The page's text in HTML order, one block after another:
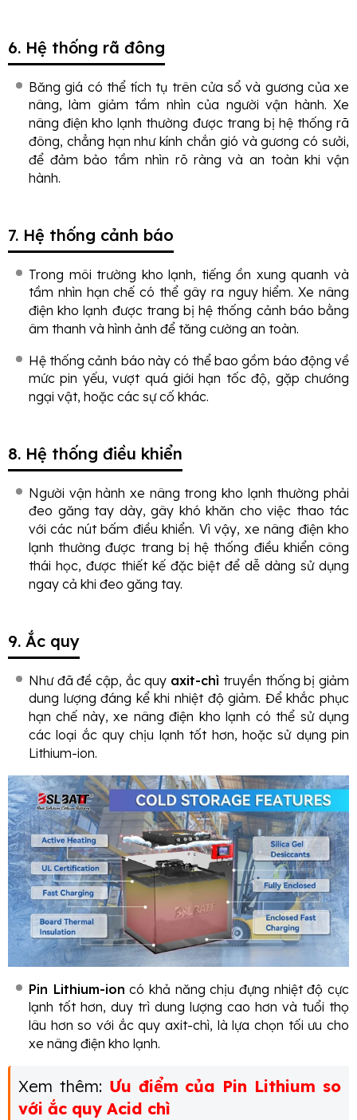
6. Hệ thống rã đông
Băng giá có thể tích tụ trên cửa sổ và gương của xe
nâng, làm giảm tầm nhìn của người vận hành. Xe
nâng điện kho lạnh thường được trang bị hệ thống rã
đông, chẳng hạn như kính chắn gió và gương có sưởi,
để đảm bảo tầm nhìn rõ ràng và an toàn khi vận
hành.
7. Hệ thống cảnh báo
Trong môi trường kho lạnh, tiếng ồn xung quanh và
tầm nhìn hạn chế có thể gây ra nguy hiểm. Xe nâng
điện kho lạnh được trang bị hệ thống cảnh báo bằng
âm thanh và hình ảnh để tăng cường an toàn.
Hệ thống cảnh báo này có thể bao gồm báo động về
mức pin yếu, vượt quá giới hạn tốc độ, gặp chướng
ngại vật, hoặc các sự cố khác.
8. Hệ thống điều khiển
Người vận hành xe nâng trong kho lạnh thường phải
đeo găng tay dày, gây khó khăn cho việc thao tác
với các nút bấm điều khiển. Vì vậy, xe nâng điện kho
lạnh thường được trang bị hệ thống điều khiển công
thái học, được thiết kế đặc biệt để dễ dàng sử dụng
ngay cả khi đeo găng tay.
9. Ắc quy
Như đã đề cập, ắc quy axit-chì truyền thống bị giảm
dung lượng đáng kể khi nhiệt độ giảm. Để khắc phục
hạn chế này, xe nâng điện kho lạnh có thể sử dụng
các loại ắc quy chịu lạnh tốt hơn, hoặc sử dụng pin
Lithium-ion.
Pin Lithium-ion có khả năng chịu đựng nhiệt độ cực
lạnh tốt hơn, duy trì dung lượng cao hơn và tuổi thọ
lâu hơn so với ắc quy axit-chì, là lựa chọn tối ưu cho
xe nâng điện kho lạnh.
Xem thêm: Ưu điểm của Pin Lithium so
với ắc quy Acid chì